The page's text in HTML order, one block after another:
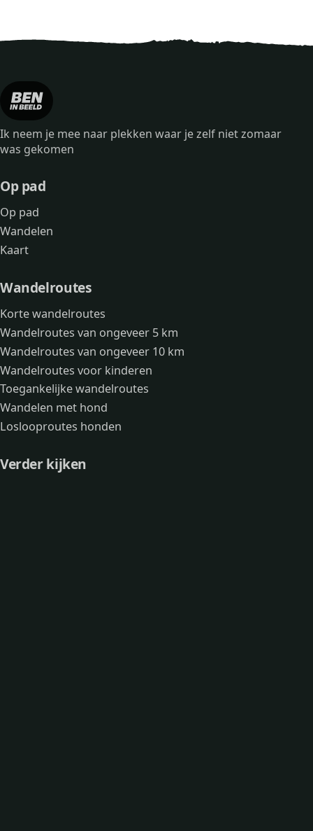
Ik neem je mee naar plekken waar je zelf niet zomaar
was gekomen
Op pad
Op pad
Wandelen
Kaart
Wandelroutes
Korte wandelroutes
Wandelroutes van ongeveer 5 km
Wandelroutes van ongeveer 10 km
Wandelroutes voor kinderen
Toegankelijke wandelroutes
Wandelen met hond
Loslooproutes honden
Verder kijken